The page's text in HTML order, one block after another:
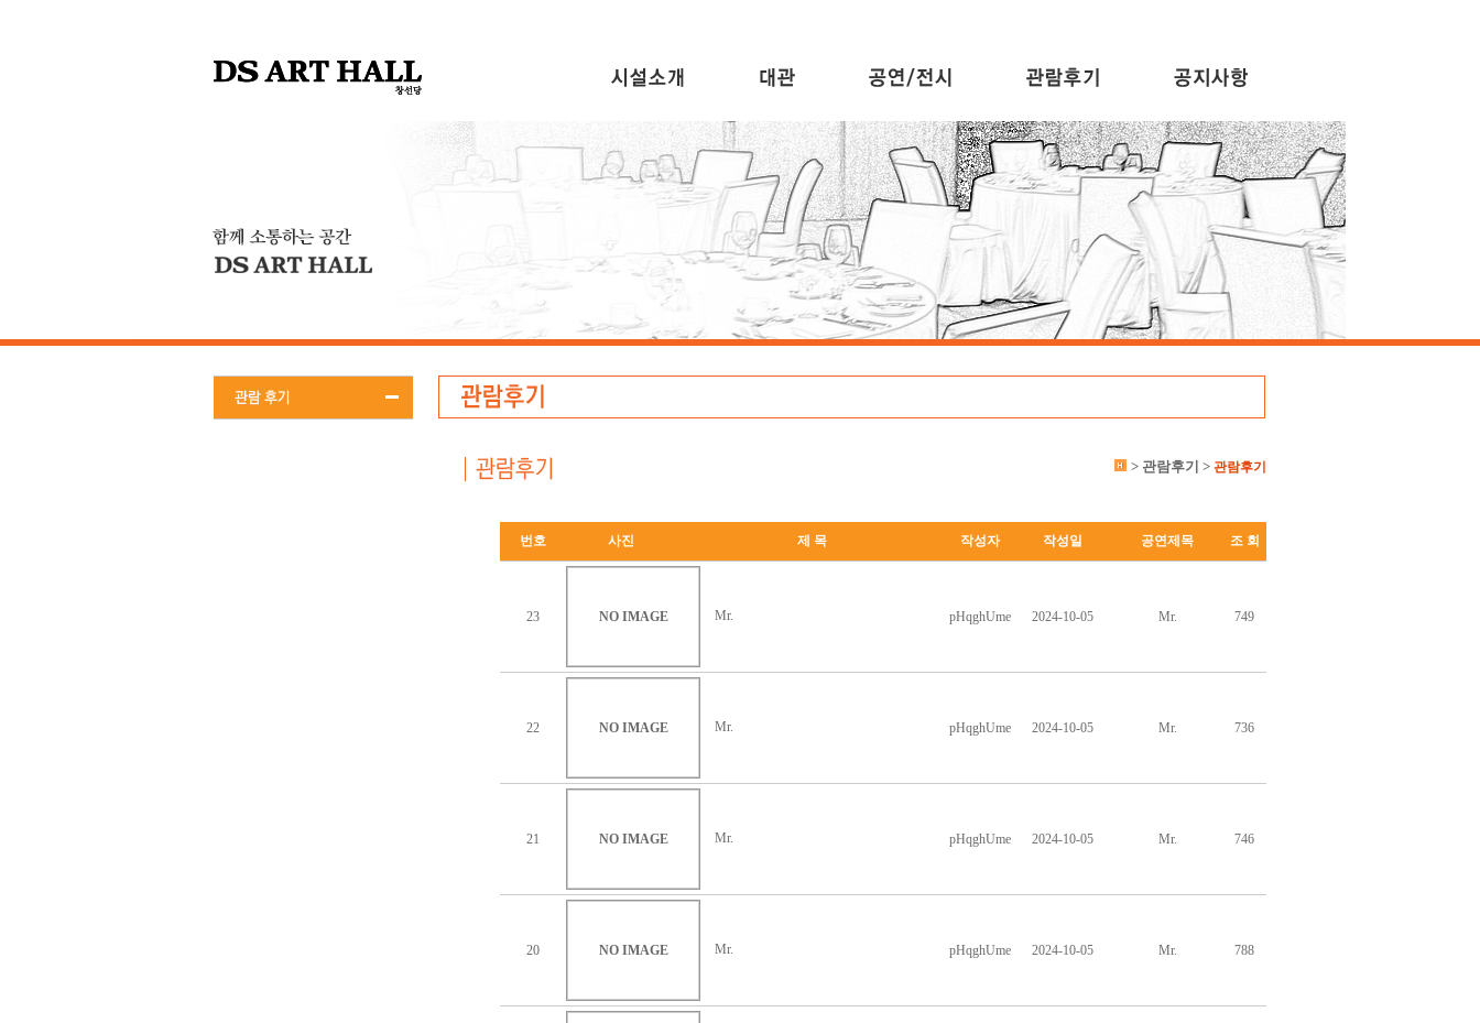
> 관람후기 > 관람후기
번호 사진 제 목 작성자 작성일 공연제목 조 회
23 NO IMAGE Mr. pHqghUme 2024-10-05 Mr. 749
22 NO IMAGE Mr. pHqghUme 2024-10-05 Mr. 736
21 NO IMAGE Mr. pHqghUme 2024-10-05 Mr. 746
20 NO IMAGE Mr. pHqghUme 2024-10-05 Mr. 788